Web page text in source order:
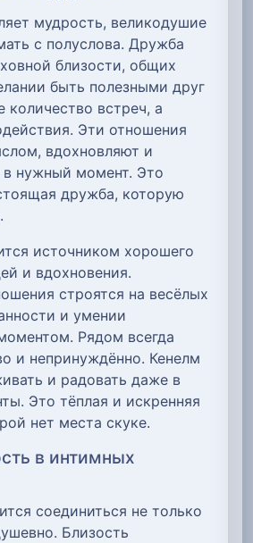
мудрость, великодушие
с полуслова. Дружба
близости, общих
быть полезными друг
количество встреч, а
Эти отношения
вдохновляют и
нужный момент. Это
дружба, которую
источником хорошего
и вдохновения.
строятся на весёлых
и умении
Рядом всегда
и непринуждённо. Кенелм
и радовать даже в
Это тёплая и искренняя
нет места скуке.
в интимных
соединиться не только
Близость